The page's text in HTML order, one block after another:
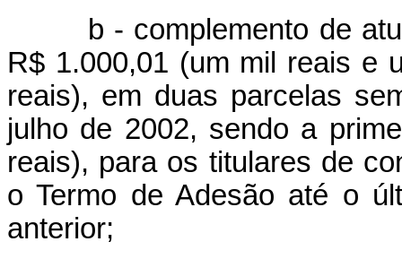
b - complemento de
R$ 1.000,01 (um mil reais e
reais), em duas parcelas
julho de 2002, sendo a
reais), para os titulares de
o Termo de Adesão até o
anterior;